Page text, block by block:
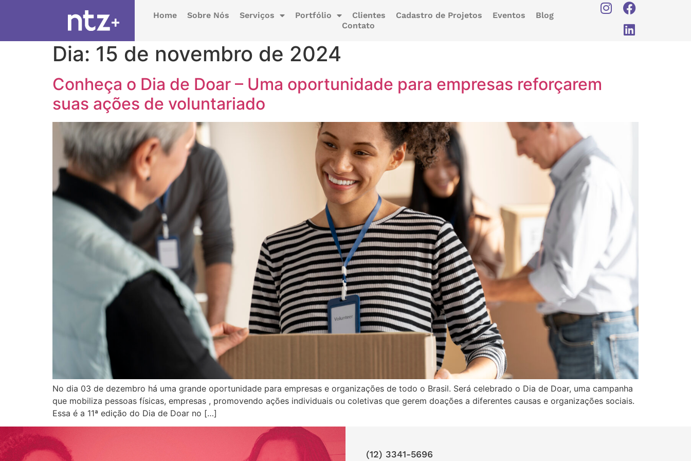
Home Sobre Nós Serviços Portfólio Clientes Cadastro de Projetos Eventos
Blog
Contato
Dia: 15 de novembro de 2024
Conheça o Dia de Doar – Uma oportunidade para empresas reforçarem
suas ações de voluntariado
No dia 03 de dezembro há uma grande oportunidade para empresas e organizações de todo o Brasil. Será celebrado o Dia de Doar, uma campanha
que mobiliza pessoas físicas, empresas , promovendo ações individuais ou coletivas que gerem doações a diferentes causas e organizações sociais.
Essa é a 11ª edição do Dia de Doar no […]
(12) 3341-5696